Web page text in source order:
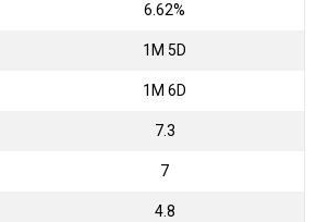
6.62%
1M 5D
1M 6D
7.3
7
4.8